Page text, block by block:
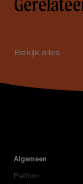
Bekijk alles
Algemeen
Platform